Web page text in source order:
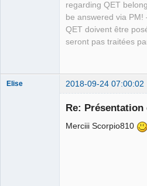
regarding QET
be answered via
QET doivent être
seront pas traitées
Elise 2018-09-24 07:00:02
Re:
Merciii Scorpio810